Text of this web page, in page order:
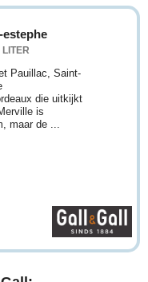
Pauillac, Saint-
die uitkijkt
is
maar de ...